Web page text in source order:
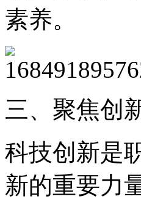
素养。
三、聚焦创
科技创新是
新的重要力